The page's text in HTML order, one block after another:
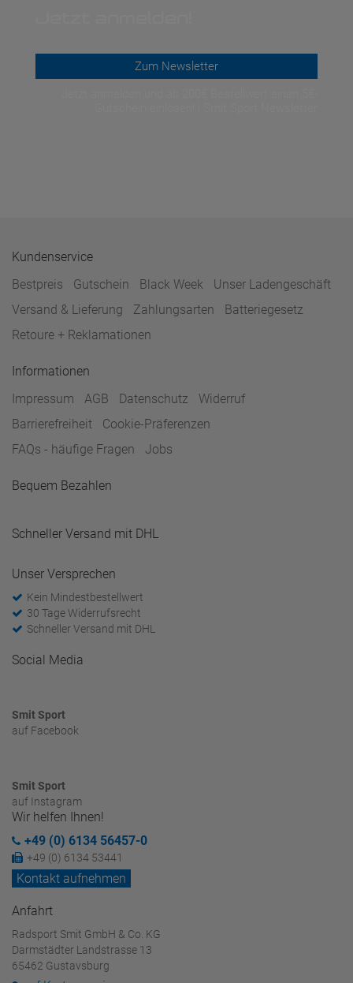
Zum Newsletter
Kundenservice
Bestpreis
Gutschein Black Week
Unser Ladengeschäft
Versand & Lieferung
Zahlungsarten
Batteriegesetz
Retoure + Reklamationen
Informationen
Impressum
AGB Datenschutz
Widerruf
Barrierefreiheit
Cookie-Präferenzen
FAQs - häufige Fragen
Jobs
Bequem Bezahlen
Schneller Versand mit DHL
Unser Versprechen
Kein Mindestbestellwert
30 Tage Widerrufsrecht
Schneller Versand mit DHL
Social Media
Smit Sport
auf Facebook
Smit Sport
auf Instagram
Wir helfen Ihnen!
+49 (0) 6134 56457-0
+49 (0) 6134 53441
Kontakt aufnehmen
Anfahrt
Radsport Smit GmbH & Co. KG
Darmstädter Landstrasse 13
65462 Gustavsburg